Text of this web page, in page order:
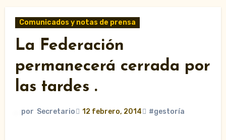
Comunicados y notas de prensa
La Federación
permanecerá cerrada por
las tardes .
por Secretario 12 febrero, 2014 #gestoría